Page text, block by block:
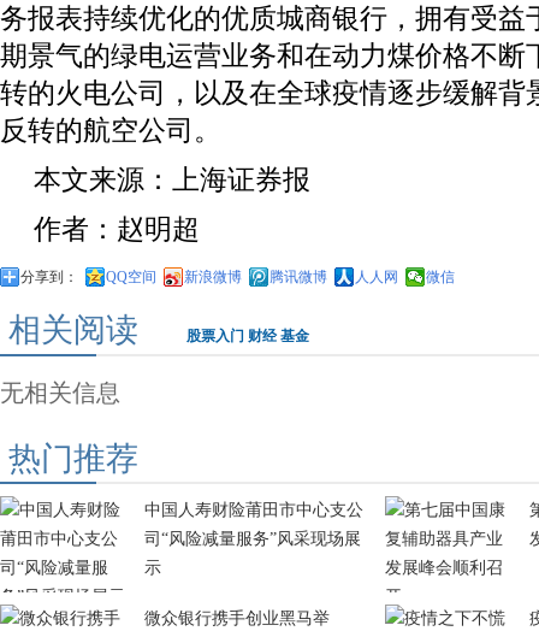
务报表持续优化的优质城商银行，拥有受益
期景气的绿电运营业务和在动力煤价格不断
转的火电公司，以及在全球疫情逐步缓解背
反转的航空公司。
本文来源：上海证券报
作者：赵明超
分享到： QQ空间 新浪微博 腾讯微博 人人网 微信
相关阅读 股票入门 财经 基金
无相关信息
热门推荐
中国人寿财险莆田市中心支公
司“风险减量服务”风采现场展
示
微众银行携手创业黑马举